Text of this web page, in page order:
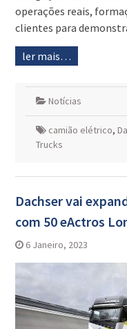
operações reais,
clientes para
ler mais…
Notícias
camião elétrico,
Trucks
Dachser vai
com 50 eActros
6 Janeiro, 2023